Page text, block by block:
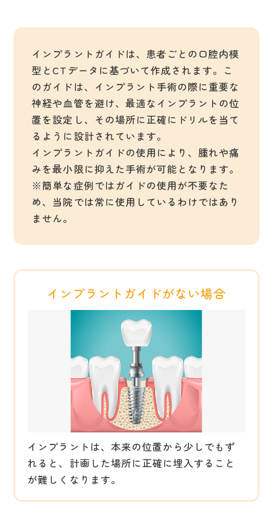
インプラントガイドは、患者ごとの口腔内模
型とCTデータに基づいて作成されます。こ
のガイドは、インプラント手術の際に重要な
神経や血管を避け、最適なインプラントの位
置を設定し、その場所に正確にドリルを当て
るように設計されています。
インプラントガイドの使用により、腫れや痛
みを最小限に抑えた手術が可能となります。
※簡単な症例ではガイドの使用が不要なた
め、当院では常に使用しているわけではあり
ません。
インプラントガイドがない場合
インプラントは、本来の位置から少しでもず
れると、計画した場所に正確に埋入すること
が難しくなります。